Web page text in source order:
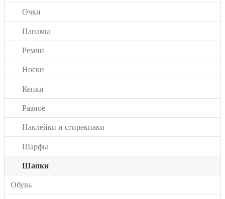
Очки
Панамы
Ремни
Носки
Кепки
Разное
Наклейки и стирекпаки
Шарфы
Шапки
Обувь